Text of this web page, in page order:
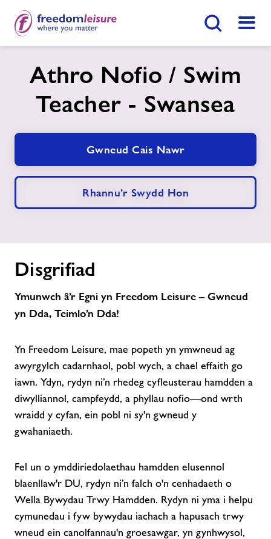
LC Abertawe
Hafan
Ein cyfleusterau
Amserlenni
newyddion
Cysylltwch â ni
Ynghylch Freedom Leisure
Dod O Hyd I Ganolfan
Athro Nofio / Swim
Teacher - Swansea
Gwneud Cais Nawr
Rhannu’r Swydd Hon
Disgrifiad
Ymunwch â’r Egni yn Freedom Leisure – Gwneud
yn Dda, Teimlo’n Dda!
Yn Freedom Leisure, mae popeth yn ymwneud ag
awyrgylch cadarnhaol, pobl wych, a chael effaith go
iawn. Ydyn, rydyn ni’n rhedeg cyfleusterau hamdden a
diwylliannol, campfeydd, a phyllau nofio—ond wrth
wraidd y cyfan, ein pobl ni sy'n gwneud y
gwahaniaeth.
Fel un o ymddiriedolaethau hamdden elusennol
blaenllaw'r DU, rydyn ni’n falch o'n cenhadaeth o
Wella Bywydau Trwy Hamdden. Rydyn ni yma i helpu
cymunedau i fyw bywydau iachach a hapusach trwy
wneud ein canolfannau'n groesawgar, yn gynhwysol,